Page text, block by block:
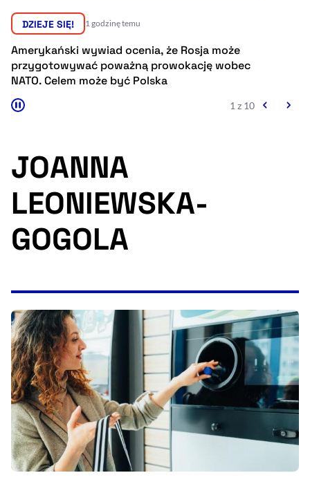
Ułatwienia dostępności wspierają:
Sprawdź, jak i dlaczego zwiększamy dostępność
Deklaracja dostępności, otwiera się w nowym oknie
DZIEJE SIĘ! 1 godzinę temu
Amerykański wywiad ocenia, że Rosja może
przygotowywać poważną prowokację wobec
NATO. Celem może być Polska
1 z 10
JOANNA
LEONIEWSKA-
GOGOLA